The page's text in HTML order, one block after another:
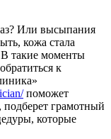
Или высыпания
кожа стала
такие моменты
к
поможет
подберет грамотный
которые